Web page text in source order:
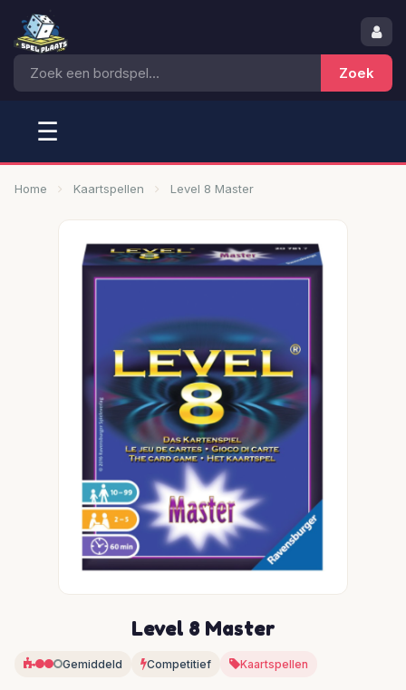
☰
Home Kaartspellen Level 8 Master
Level 8 Master
Gemiddeld Competitief Kaartspellen